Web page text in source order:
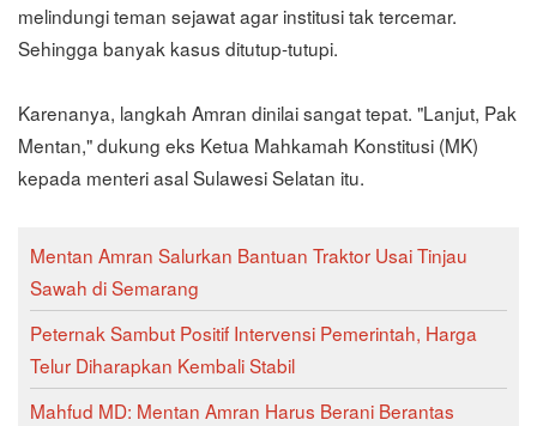
melindungi teman sejawat agar institusi tak tercemar.
Sehingga banyak kasus ditutup-tutupi.
Karenanya, langkah Amran dinilai sangat tepat. "Lanjut, Pak
Mentan," dukung eks Ketua Mahkamah Konstitusi (MK)
kepada menteri asal Sulawesi Selatan itu.
Mentan Amran Salurkan Bantuan Traktor Usai Tinjau
Sawah di Semarang
Peternak Sambut Positif Intervensi Pemerintah, Harga
Telur Diharapkan Kembali Stabil
Mahfud MD: Mentan Amran Harus Berani Berantas